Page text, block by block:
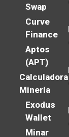
Swap
Curve
Finance
Aptos
(APT)
Calculadora
Minería
Exodus
Wallet
Minar